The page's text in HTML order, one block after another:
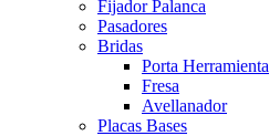
Fijador Palanca
Pasadores
Bridas
Porta Herramienta
Fresa
Avellanador
Placas Bases